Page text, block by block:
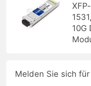
10G
Melden Sie sich